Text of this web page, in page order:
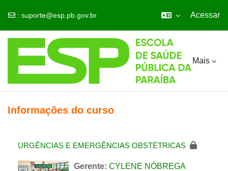
: suporte@esp.pb.gov.br Acessar
Mais
Informações do curso
URGÊNCIAS E EMERGÊNCIAS OBSTÉTRICAS
Gerente: CYLENE NÓBREGA